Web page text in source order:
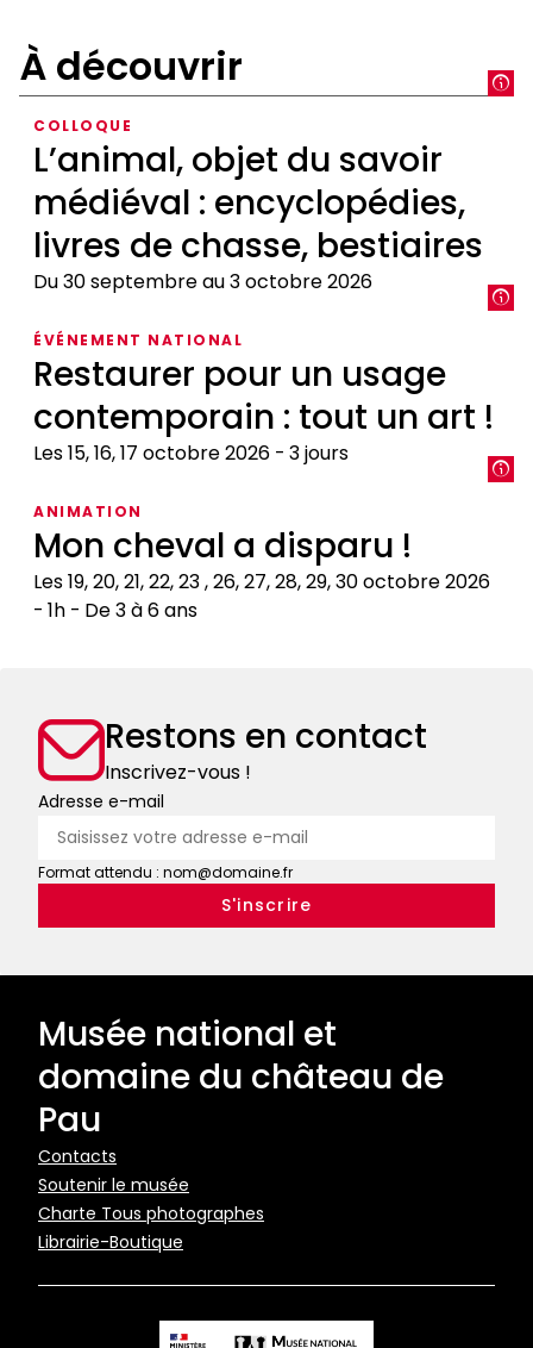
À découvrir
L’animal, objet du savoir
médiéval : encyclopédies,
livres de chasse, bestiaires
Du 30 septembre au 3 octobre 2026
COLLOQUE
L’animal,
objet
du
savoir
médiéval
livres
de
chasse,
bestiaires
Restaurer pour un usage
contemporain : tout un art !
Les 15, 16, 17 octobre 2026 3 jours
ÉVÉNEMENT NATIONAL
pour
un
usage
contemporain
art
Mon cheval a disparu !
Les 19, 20, 21, 22, 23 , 26, 27, 28, 29, 30 octobre 2026
1h
De 3 à 6 ans
ANIMATION
disparu
Restons en contact
Inscrivez-vous !
Adresse e-mail
Format attendu : nom@domaine.fr
Musée national et
domaine du château de
Pau
Pied
de
page
Contacts
Soutenir le musée
Charte Tous photographes
Librairie-Boutique